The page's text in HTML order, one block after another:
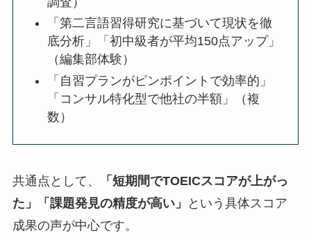
「第二言語習得研究に基づいて現状を徹
底分析」「初中級者が平均150点アップ」
（編集部体験）
「自習プランがピンポイントで効率的」
「コンサル特化型で他社の半額」（複
数）
共通点として、
「短期間でTOEICスコアが上がっ
た」「課題発見の精度が高い」
という具体スコア
成果の声が中心です。